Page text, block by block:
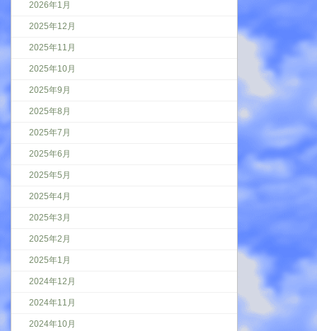
2026年1月
2025年12月
2025年11月
2025年10月
2025年9月
2025年8月
2025年7月
2025年6月
2025年5月
2025年4月
2025年3月
2025年2月
2025年1月
2024年12月
2024年11月
2024年10月